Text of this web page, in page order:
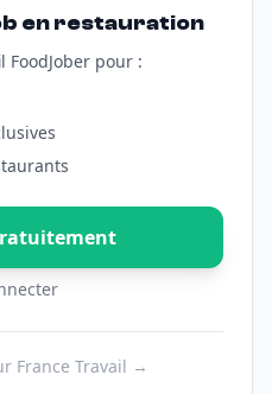
en restauration
FoodJober pour :
France Travail →